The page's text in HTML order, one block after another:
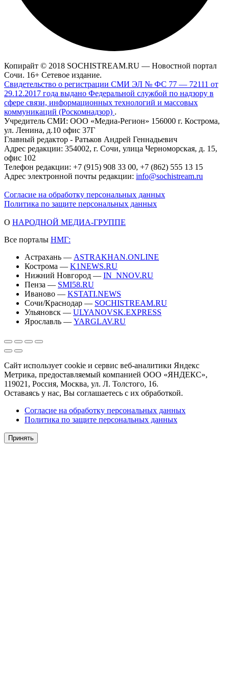
Копирайт © 2018 SOCHISTREAM.RU — Новостной портал
Сочи. 16+ Сетевое издание.
Свидетельство о регистрации СМИ ЭЛ № ФС 77 — 72111 от
29.12.2017 года выдано Федеральной службой по надзору в
сфере связи, информационных технологий и массовых
коммуникаций (Роскомнадзор) .
Учредитель СМИ: ООО «Медиа-Регион» 156000 г. Кострома,
ул. Ленина, д.10 офис 37Г
Главный редактор - Ратьков Андрей Геннадьевич
Адрес редакции: 354002, г. Сочи, улица Черноморская, д. 15,
офис 102
Телефон редакции: +7 (915) 908 33 00, +7 (862) 555 13 15
Адрес электронной почты редакции: info@sochistream.ru
Согласие на обработку персональных данных
Политика по защите персональных данных
О НАРОДНОЙ МЕДИА-ГРУППЕ
Все порталы НМГ:
Астрахань — ASTRAKHAN.ONLINE
Кострома — K1NEWS.RU
Нижний Новгород — IN_NNOV.RU
Пенза — SMI58.RU
Иваново — KSTATI.NEWS
Сочи/Краснодар — SOCHISTREAM.RU
Ульяновск — ULYANOVSK.EXPRESS
Ярославль — YARGLAV.RU
Сайт использует cookie и сервис веб-аналитики Яндекс
Метрика, предоставляемый компанией ООО «ЯНДЕКС»,
119021, Россия, Москва, ул. Л. Толстого, 16.
Оставаясь у нас, Вы соглашаетесь с их обработкой.
Согласие на обработку персональных данных
Политика по защите персональных данных
Принять